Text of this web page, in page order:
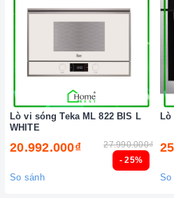
- 25%
Lò vi sóng Teka ML 822 BIS L
WHITE
20.992.000₫ 27.990.000₫
So sánh
Lò
So